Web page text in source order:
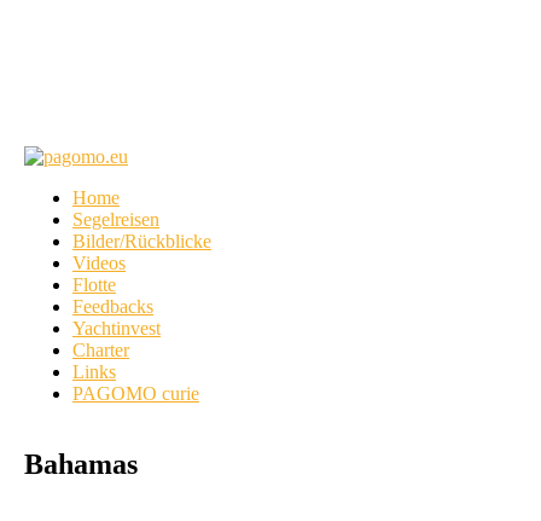
Home
Segelreisen
Bilder/Rückblicke
Videos
Flotte
Feedbacks
Yachtinvest
Charter
Links
PAGOMO curie
Bahamas